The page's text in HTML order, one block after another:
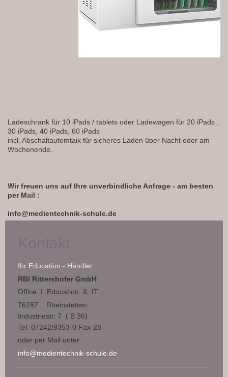
Ladeschrank für 10 iPads / tablets oder Ladewagen für 20 iPads ,
30 iPads, 40 iPads, 60 iPads
incl. Abschaltautomtaik für sicheres Laden über Nacht oder am
Wochenende.
Wir freuen uns auf Ihre unverbindliche Anfrage - am besten
per Mail :
info@medientechnik-schule.de
Ihr Education - Händler :
RBI Rittershofer GmbH
Office I Education & IT
76287 Rheinstetten
Industriestr. 7 ( B 36)
Tel. 07242/9353-0 Fax-28
oder per Mail unter
info@medientechnik-schule.de